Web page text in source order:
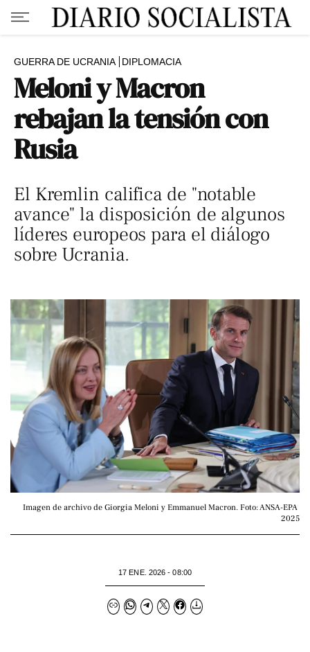
GUERRA DE UCRANIA DIPLOMACIA
Meloni y Macron
rebajan la tensión con
Rusia
El Kremlin califica de "notable
avance" la disposición de algunos
líderes europeos para el diálogo
sobre Ucrania.
Imagen de archivo de Giorgia Meloni y Emmanuel Macron. Foto: ANSA-EPA
2025
17 ENE. 2026 - 08:00